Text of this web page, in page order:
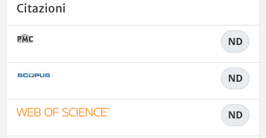
Citazioni
ND
ND
ND